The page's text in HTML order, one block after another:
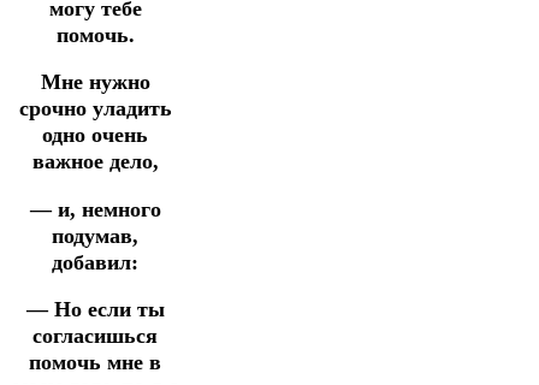
могу тебе
помочь.
Мне нужно
срочно уладить
одно очень
важное дело,
— и, немного
подумав,
добавил:
— Но если ты
согласишься
помочь мне в